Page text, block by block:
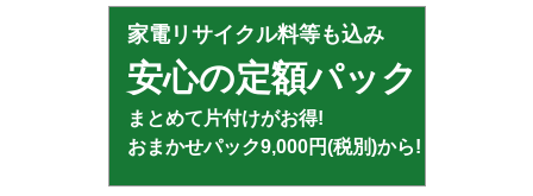
家電リサイクル料等も込み
安心の定額パック
まとめて片付けがお得!
おまかせパック9,000円(税別)から!